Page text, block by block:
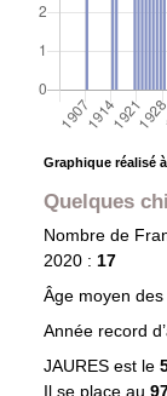
Graphique réalisé
Quelques
Nombre de
2020 : 17
Âge moyen des
Année record
JAURES est le
Il se place au